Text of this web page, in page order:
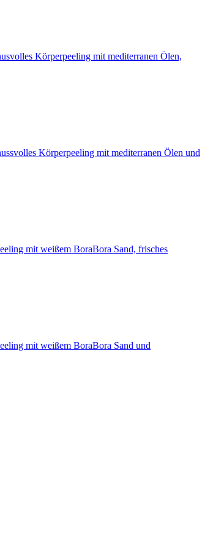
Körperpeeling mit mediterranen Ölen,
Körperpeeling mit mediterranen Ölen und
mit weißem BoraBora Sand, frisches
mit weißem BoraBora Sand und